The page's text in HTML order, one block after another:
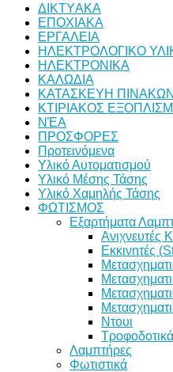
ΔΙKTΥAKA
ΕΠΟΧΙΑΚΑ
ΕΡΓΑΛΕΙΑ
ΗΛΕΚΤΡΟΛΟΓΙΚΟ
ΗΛΕΚΤΡΟΝΙΚΑ
ΚΑΛΩΔΙΑ
ΚΑΤΑΣΚΕΥΗ ΠΙΝΑΚΩΝ
ΚΤΙΡΙΑΚΟΣ
ΝΈΑ
ΠΡΟΣΦΟΡΕΣ
Προτεινόμενα
Υλικό Αυτοματισμού
Υλικό Μέσης Τάσης
Υλικό Χαμηλής Τάσης
ΦΩΤΙΣΜΟΣ
Εξαρτήματα
Ανιχνευτές
Εκκινητές
Ντουι
Τροφοδοτικά
Λαμπτήρες
Φωτιστικά